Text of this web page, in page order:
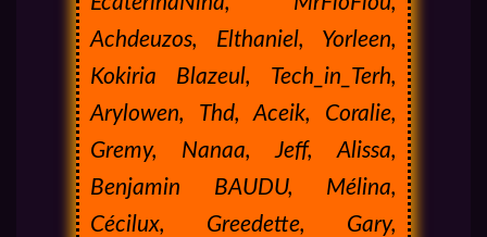
Achdeuzos, Elthaniel, Yorleen,
Kokiria Blazeul, Tech_in_Terh,
Arylowen, Thd, Aceik, Coralie,
Gremy, Nanaa, Jeff, Alissa,
Benjamin BAUDU, Mélina,
Cécilux, Greedette, Gary,